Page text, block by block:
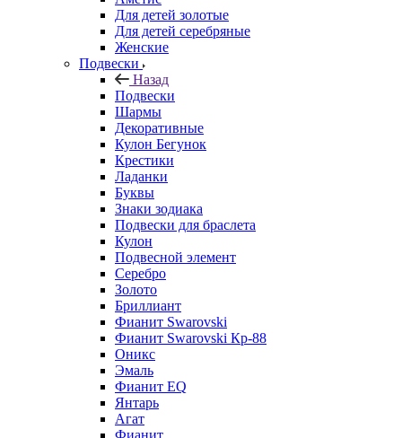
Для детей золотые
Для детей серебряные
Женские
Подвески
Назад
Подвески
Шармы
Декоративные
Кулон Бегунок
Крестики
Ладанки
Буквы
Знаки зодиака
Подвески для браслета
Кулон
Подвесной элемент
Серебро
Золото
Бриллиант
Фианит Swarovski
Фианит Swarovski Кр-88
Оникс
Эмаль
Фианит EQ
Янтарь
Агат
Фианит